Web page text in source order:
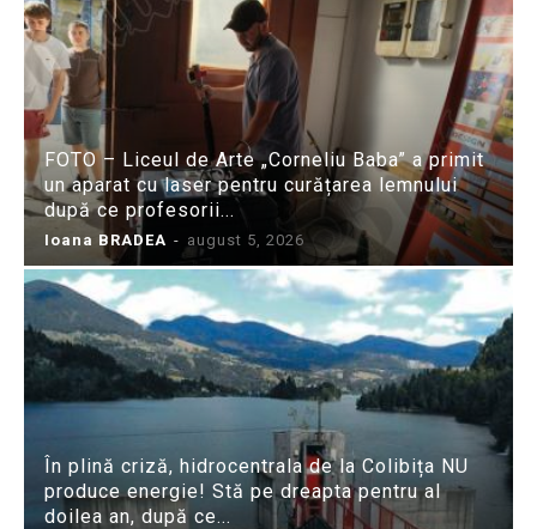
FOTO – Liceul de Arte „Corneliu Baba” a primit
un aparat cu laser pentru curățarea lemnului
după ce profesorii...
Ioana BRADEA - august 5, 2026
În plină criză, hidrocentrala de la Colibița NU
produce energie! Stă pe dreapta pentru al
doilea an, după ce...